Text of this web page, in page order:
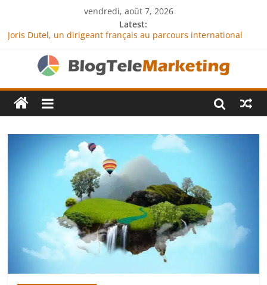
vendredi, août 7, 2026
Latest:
Joris Dutel, un dirigeant français au parcours international
Agria Assurance Animaux : comment l’entreprise se
démarque-t-elle de la concurrence ?
JCA Academy : l’excellence au service de l’indépendance
financière
Denis Bouclon : la diplomatie éducative comme moteur de
Next Terra International : des solutions logistiques au service
du commerce international